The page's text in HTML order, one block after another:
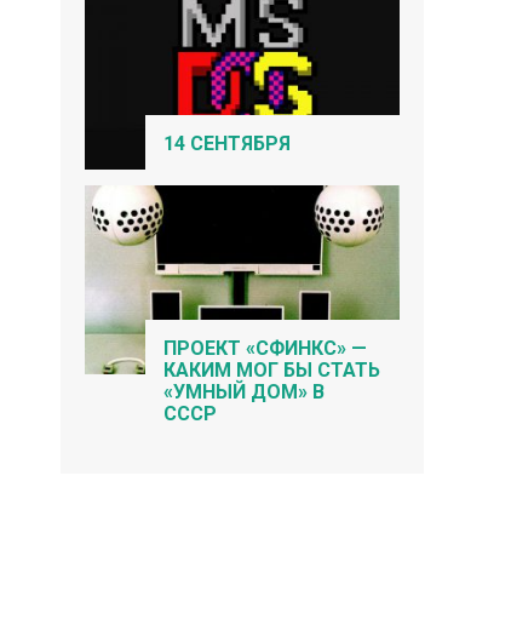
14 СЕНТЯБРЯ
ПРОЕКТ «СФИНКС» —
КАКИМ МОГ БЫ СТАТЬ
«УМНЫЙ ДОМ» В
СССР